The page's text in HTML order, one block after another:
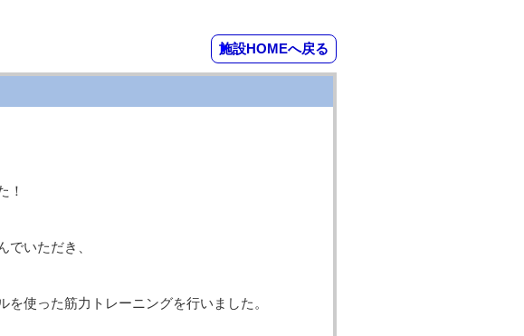
施設HOMEへ戻る
！
でいただき、
使った筋力トレーニングを行いました。